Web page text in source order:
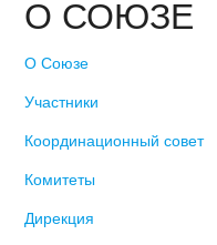
О СОЮЗЕ
О Союзе
Участники
Координационный совет
Комитеты
Дирекция